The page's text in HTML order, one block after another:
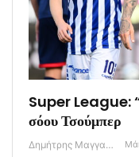
Super League:
σόου Τσούμπερ
Δημήτρης Μαγγανάρης